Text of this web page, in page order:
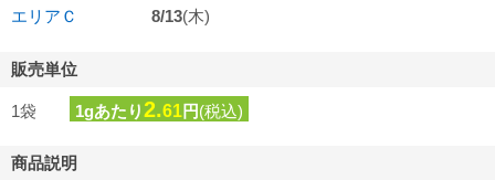
エリアＣ
8/13(木)
販売単位
1袋 1gあたり2.61円(税込)
商品説明